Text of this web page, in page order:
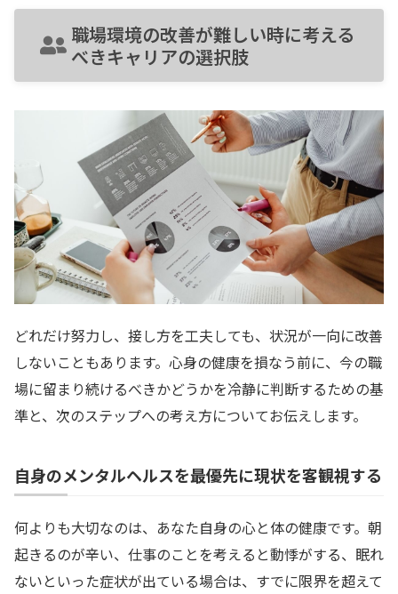
職場環境の改善が難しい時に考える
べきキャリアの選択肢
どれだけ努力し、接し方を工夫しても、状況が一向に改善
しないこともあります。心身の健康を損なう前に、今の職
場に留まり続けるべきかどうかを冷静に判断するための基
準と、次のステップへの考え方についてお伝えします。
自身のメンタルヘルスを最優先に現状を客観視する
何よりも大切なのは、あなた自身の心と体の健康です。朝
起きるのが辛い、仕事のことを考えると動悸がする、眠れ
ないといった症状が出ている場合は、すでに限界を超えて